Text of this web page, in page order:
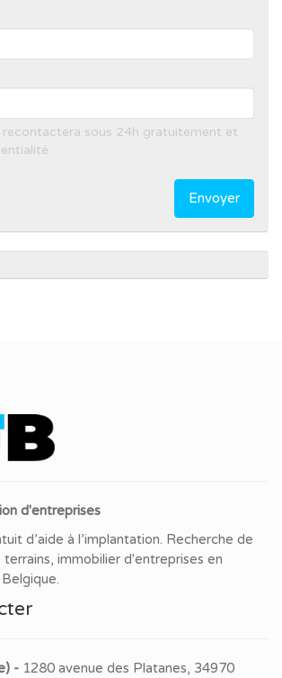
recontactera sous 24h gratuitement et
Envoyer
d'entreprises
d’aide à l’implantation. Recherche de
terrains, immobilier d'entreprises en
- 1280 avenue des Platanes, 34970